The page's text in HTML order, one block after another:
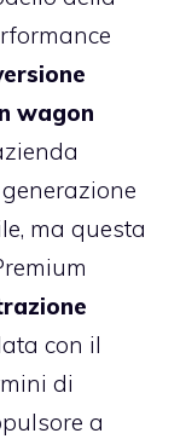
wagon
ma questa
con il
di
a